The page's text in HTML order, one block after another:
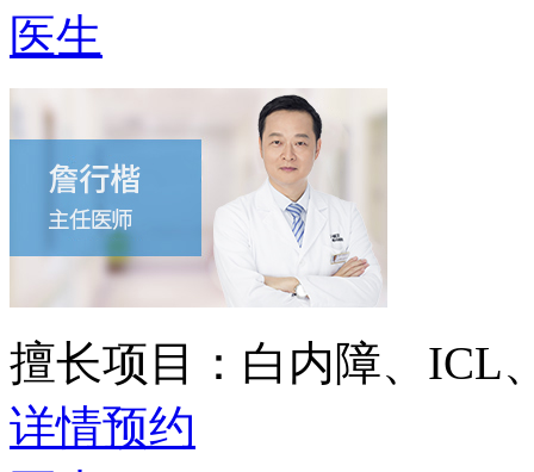
医生
擅长项目： 白内障、ICL
详情预约